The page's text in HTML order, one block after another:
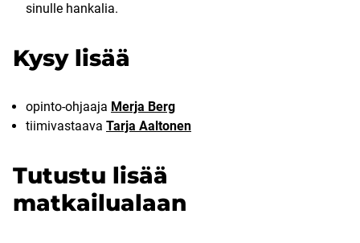
sinulle hankalia.
Kysy lisää
opinto-ohjaaja Merja Berg
tiimivastaava Tarja Aaltonen
Tutustu lisää
matkailualaan